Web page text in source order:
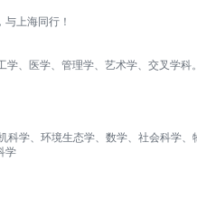
上海同行！
、医学、管理学、艺术学、交叉学科。
学、环境生态学、数学、社会科学、
学